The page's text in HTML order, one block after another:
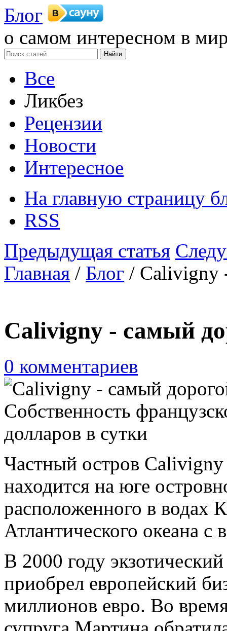
Блог
о самом интересном в
Все
Ликбез
Рецензии
Новости
Интересное
На главную страницу
RSS
Предыдущая статья
Главная / Блог / ​Calivigny
​Calivigny - самый
0 комментариев
Собственность
долларов в сутки
Частный остров
находится на юге
расположенного в водах
Атлантического океана с
В 2000 году
приобрел европейский
миллионов евро. Во